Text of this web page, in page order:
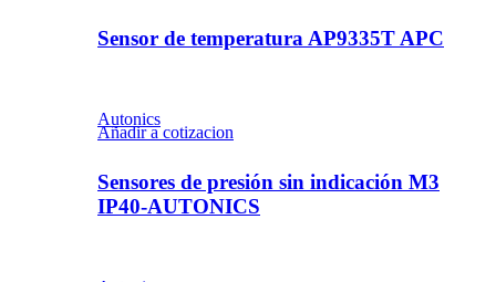
Sensor de temperatura AP9335T APC
Autonics
Añadir a cotizacion
Sensores de presión sin indicación M3
IP40-AUTONICS